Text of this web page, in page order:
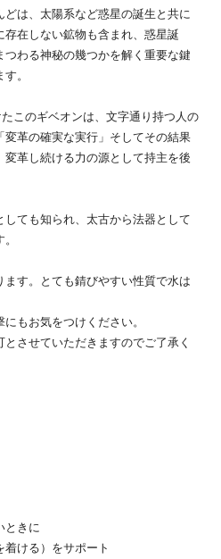
は、太陽系など惑星の誕生と共に
在しない鉱物も含まれ、惑星誕
わる神秘の幾つかを解く重要な鍵
。
このギベオンは、文字通り持つ人の
変革の確実な実行」そしてその結果
革し続ける力の源として持主を後
ても知られ、太古から法器として
す。とても錆びやすい性質で水は
もお気をつけください。
させていただきますのでご了承く
ときに
着ける）をサポート